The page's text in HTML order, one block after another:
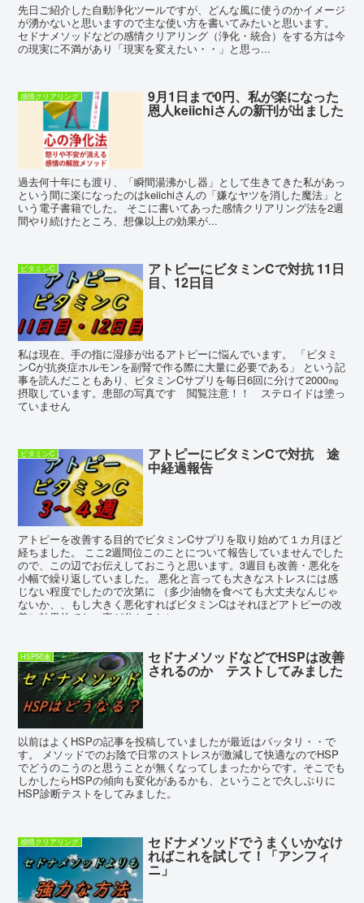
先日ご紹介した自動浄化ツールですが、どんな風に使うのかイメージ
が湧かないと思いますので主な使い方を書いてみたいと思います。
セドナメソッドなどの感情クリアリング（浄化・統合）をする方は今
の現実に不満があり「現実を変えたい・・」と思っ...
感情クリアリング 9月1日まで0円、私が楽になった
恩人keiichiさんの新刊が出ました
過去何十年にも渡り、「瞬間湯沸かし器」として生きてきた私があっ
という間に楽になったのはkeiichiさんの「嫌なヤツを消した魔法」と
いう電子書籍でした。 そこに書いてあった感情クリアリング法を2週
間やり続けたところ、想像以上の効果が...
ビタミンC アトピーにビタミンCで対抗 11日
目、12日目
私は現在、手の指に湿疹が出るアトピーに悩んでいます。 「ビタミ
ンCが抗炎症ホルモンを副腎で作る際に大量に必要である」 という記
事を読んだこともあり、ビタミンCサプリを毎日6回に分けて2000㎎
摂取しています。患部の写真です 閲覧注意！！ ステロイドは塗っ
ていません
ビタミンC アトピーにビタミンCで対抗 途
中経過報告
アトピーを改善する目的でビタミンCサプリを取り始めて１カ月ほど
経ちました。 ここ2週間位このことについて報告していませんでした
ので、この辺でお伝えしておこうと思います。3週目も改善・悪化を
小幅で繰り返していました。 悪化と言っても大きなストレスには感
じない程度でしたので次第に （多少油物を食べても大丈夫なんじゃ
ないか、、もし大きく悪化すればビタミンCはそれほどアトピーの改
善に効果的でない事が分かるし）
HSP関連 セドナメソッドなどでHSPは改善
されるのか テストしてみました
以前はよくHSPの記事を投稿していましたが最近はパッタリ・・で
す。 メソッドでのお陰で日常のストレスが激減して快適なのでHSP
でどうのこうのと思うことが無くなってしまったからです。そこでも
しかしたらHSPの傾向も変化があるかも、ということで久しぶりに
HSP診断テストをしてみました。
感情クリアリング セドナメソッドでうまくいかなけ
ればこれを試して！「アンフィ
ニ」